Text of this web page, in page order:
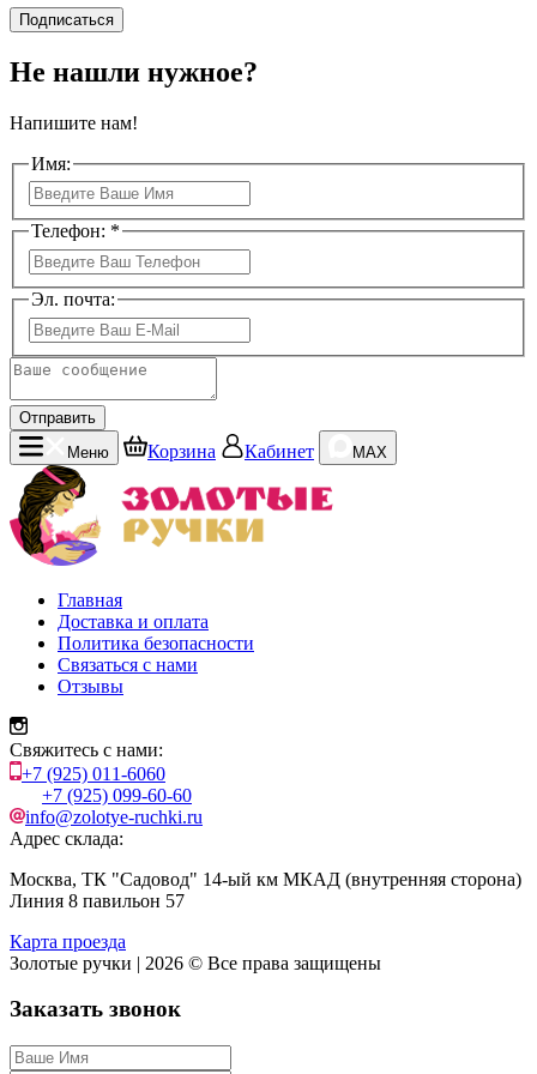
Подписаться
Не нашли нужное?
Напишите нам!
Имя:
Телефон: *
Эл. почта:
Отправить
Меню
Корзина Кабинет MAX
Главная
Доставка и оплата
Политика безопасности
Связаться с нами
Отзывы
Свяжитесь с нами:
+7 (925) 011-6060
+7 (925) 099-60-60
info@zolotye-ruchki.ru
Адрес склада:
Москва, ТК "Садовод" 14-ый км МКАД (внутренняя сторона)
Линия 8 павильон 57
Карта проезда
Золотые ручки | 2026 © Все права защищены
Заказать звонок